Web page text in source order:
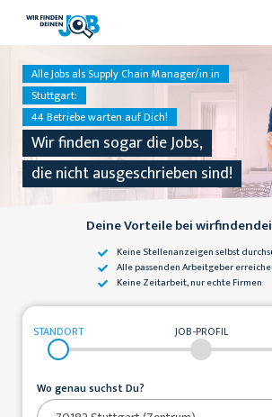
Alle Jobs als Supply Chain Manager/in in
Stuttgart:
44 Betriebe warten auf Dich!
Wir finden sogar die Jobs,
die nicht ausgeschrieben sind!
Deine Vorteile bei
Keine Stellenanzeigenselbst
Alle passendenArbeitgeber
Keine Zeitarbeit,nur echte Firmen
STANDORT JOB-PROFIL
Wo genau suchst Du?